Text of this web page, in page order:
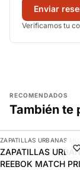
Enviar
Verificamos tu
RECOMENDADOS
También te
-9%
AGREGAR
ZAPATILLAS URBANAS
ZAPATILLAS
REEBOK MATCH